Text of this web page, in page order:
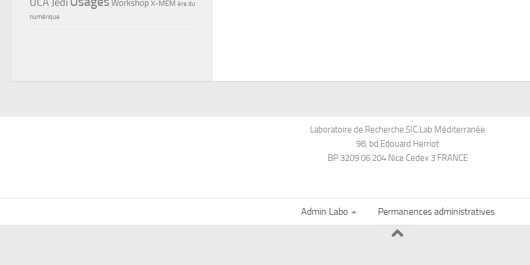
Workshop X-MEM ère du
numérique
Laboratoire de Recherche SIC.Lab Méditerranée
98, bd Edouard Herriot
BP 3209 06 204 Nice Cedex 3 FRANCE
Admin Labo Permanences administratives